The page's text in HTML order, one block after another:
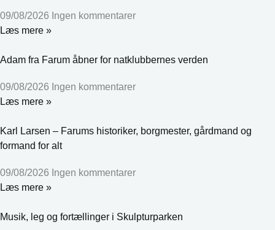
09/08/2026 Ingen kommentarer
Læs mere »
Adam fra Farum åbner for natklubbernes verden
09/08/2026 Ingen kommentarer
Læs mere »
Karl Larsen – Farums historiker, borgmester, gårdmand og
formand for alt
09/08/2026 Ingen kommentarer
Læs mere »
Musik, leg og fortællinger i Skulpturparken